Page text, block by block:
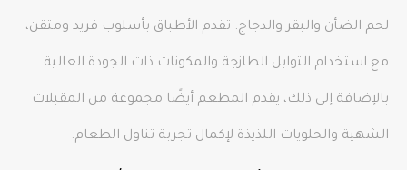
لحم الضأن والبقر والدجاج. تقدم الأطباق بأسلوب فريد ومتقن،
مع استخدام التوابل الطازجة والمكونات ذات الجودة العالية.
بالإضافة إلى ذلك، يقدم المطعم أيضًا مجموعة من المقبلات
الشهية والحلويات اللذيذة لإكمال تجربة تناول الطعام.